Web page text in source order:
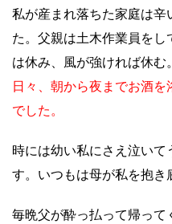
私が産まれ落ちた家庭は辛
た。父親は土木作業員を
は休み、風が強ければ休む
日々、朝から夜までお酒
でした。
時には幼い私にさえ泣いて
す。いつもは母が私を抱き
毎晩父が酔っ払って帰っ